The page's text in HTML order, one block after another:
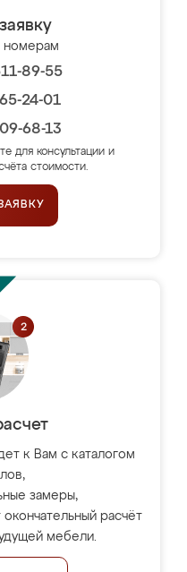
номерам
89-55
24-01
68-13
для консультации и
стоимости.
к Вам с каталогом
замеры,
расчёт
мебели.